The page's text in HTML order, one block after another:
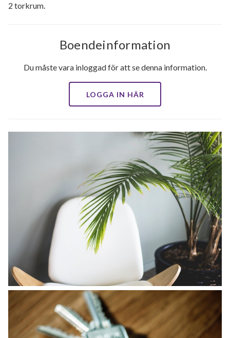
2 torkrum.
Boendeinformation
Du måste vara inloggad för att se denna information.
LOGGA IN HÄR